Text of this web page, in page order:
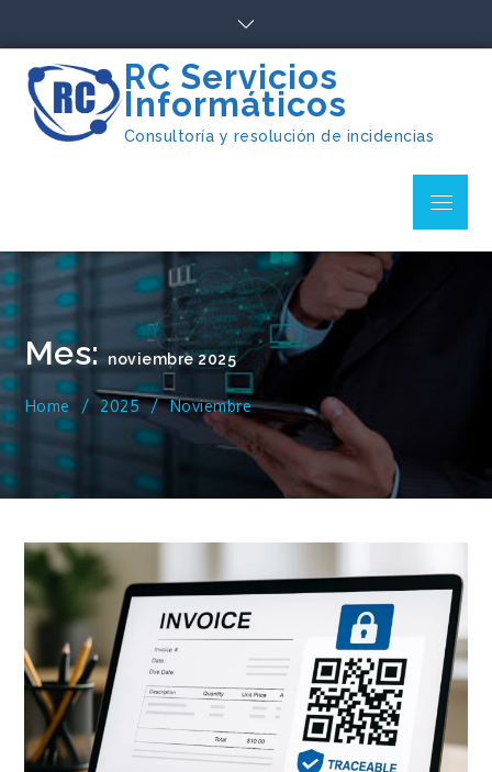
content
RC Servicios
Informáticos
Consultoría y resolución de incidencias
Menu
Mes: noviembre 2025
Home 2025 Noviembre